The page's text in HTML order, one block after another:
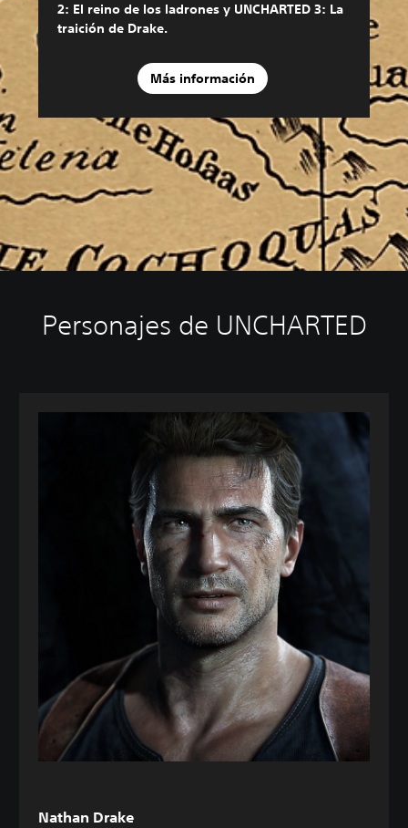
2: El reino de los ladrones y UNCHARTED 3: La
traición de Drake.
Más información
Personajes de UNCHARTED
Nathan Drake